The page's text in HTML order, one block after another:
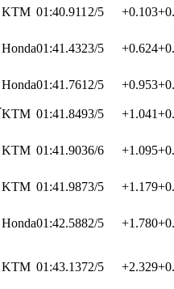
KTM 01:40.911 2/5 +0.103
Honda01:41.4323/5 +0.624
Honda01:41.761 2/5 +0.953
KTM 01:41.8493/5 +1.041
KTM 01:41.9036/6 +1.095
KTM 01:41.9873/5 +1.179
Honda01:42.5882/5 +1.780
KTM 01:43.1372/5 +2.329